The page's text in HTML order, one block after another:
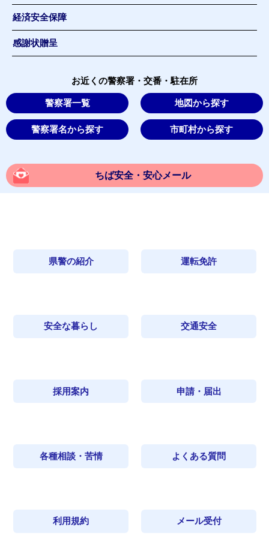
経済安全保障
感謝状贈呈
お近くの警察署・交番・駐在所
警察署一覧 地図から探す
警察署名から探す 市町村から探す
ちば安全・安心メール
県警の紹介 運転免許
安全な暮らし 交通安全
採用案内 申請・届出
各種相談・苦情 よくある質問
利用規約 メール受付